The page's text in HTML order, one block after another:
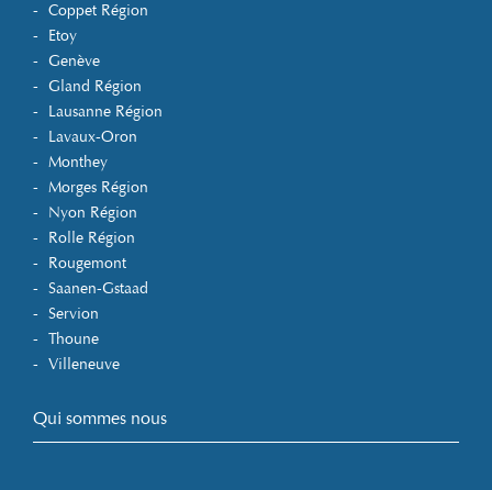
Coppet Région
Etoy
Genève
Gland Région
Lausanne Région
Lavaux-Oron
Monthey
Morges Région
Nyon Région
Rolle Région
Rougemont
Saanen-Gstaad
Servion
Thoune
Villeneuve
Qui sommes nous